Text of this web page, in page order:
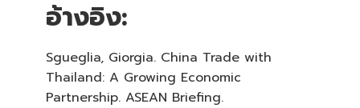
อ้างอิง:
Sgueglia, Giorgia. China Trade with
Thailand: A Growing Economic
Partnership. ASEAN Briefing.